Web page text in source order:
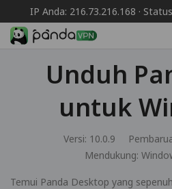
IP Anda: 216.73.216.168 ·
Unduh
untuk
Versi: 10.0.9
Mendukung:
Temui Panda Desktop yang